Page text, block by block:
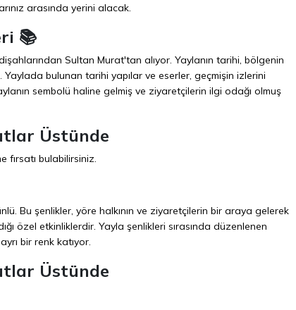
arasında yerini alacak.
📚
Sultan Murat'tan alıyor. Yaylanın tarihi, bölgenin
bulunan tarihi yapılar ve eserler, geçmişin izlerini
sembolü haline gelmiş ve ziyaretçilerin ilgi odağı olmuş
Üstünde
bulabilirsiniz.
Bu şenlikler, yöre halkının ve ziyaretçilerin bir araya gelerek
özel etkinliklerdir. Yayla şenlikleri sırasında düzenlenen
bir renk katıyor.
Üstünde